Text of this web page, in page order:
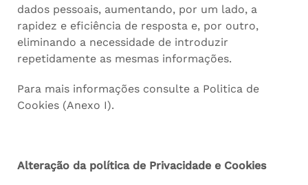
dados pessoais, aumentando, por um lado, a
rapidez e eficiência de resposta e, por outro,
eliminando a necessidade de introduzir
repetidamente as mesmas informações.
Para mais informações consulte a Politica de
Cookies (Anexo I).
Alteração da política de Privacidade e Cookies